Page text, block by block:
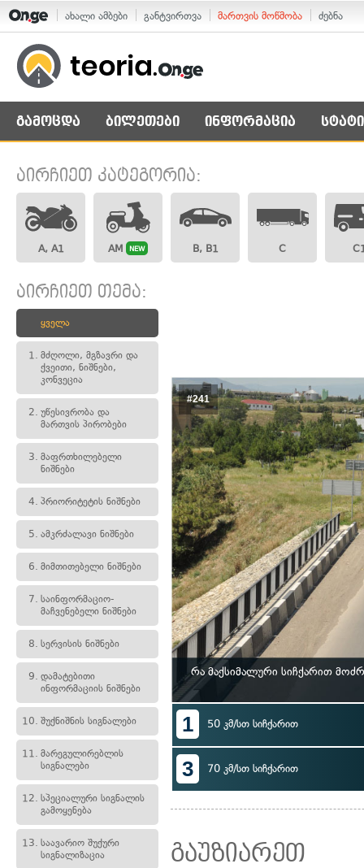
ახალი ამბები განტვირთვა მართვის მოწმობა ძებნა
გამოცდა ბილეთები ინფორმაცია
აირჩიეთ კატეგორია:
A, A1 AM NEW B, B1 C
აირჩიეთ თემა:
ყველა
1. მძღოლი, მგზავრი და
ქვეითი, ნიშნები,
კონვეცია
2. უწესივრობა და
მართვის პირობები
3. მაფრთხილებელი
ნიშნები
4. პრიორიტეტის ნიშნები
5. ამკრძალავი ნიშნები
6. მიმთითებელი ნიშნები
7. საინფორმაციო-
მაჩვენებელი ნიშნები
8. სერვისის ნიშნები
9. დამატებითი
ინფორმაციის ნიშნები
10. შუქნიშნის სიგნალები
11. მარეგულირებლის
სიგნალები
12. სპეციალური სიგნალის
გამოყენება
13. საავარიო შუქური
სიგნალიზაცია
#241
რა მაქსიმალური სიჩქარით
1 50 კმ/სთ სიჩქარით
3 70 კმ/სთ სიჩქარით
გაუზიარეთ